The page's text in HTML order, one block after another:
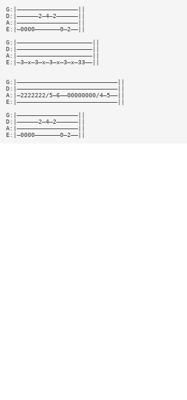
G:|—————————————————||
D:|——————2—4—2——————||
A:|—————————————————||
E:|—0000———————0—2——||
G:|—————————————————————||
D:|—————————————————————||
A:|—————————————————————||
E:|—3—x—3—x—3—x—3—x—33——||
G:|————————————————————————————||
D:|————————————————————————————||
A:|—2222222/5—6——00000000/4—5——||
E:|————————————————————————————||
G:|—————————————————||
D:|——————2—4—2——————||
A:|—————————————————||
E:|—0000———————0—2——||